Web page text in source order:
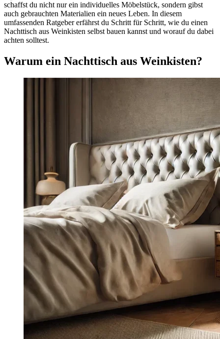
schaffst du nicht nur ein individuelles Möbelstück, sondern gibst
auch gebrauchten Materialien ein neues Leben. In diesem
umfassenden Ratgeber erfährst du Schritt für Schritt, wie du einen
Nachttisch aus Weinkisten selbst bauen kannst und worauf du dabei
achten solltest.
Warum ein Nachttisch aus Weinkisten?